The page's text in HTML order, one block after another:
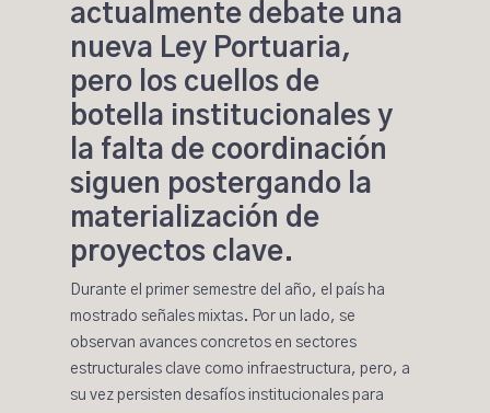
actualmente debate una
nueva Ley Portuaria,
pero los cuellos de
botella institucionales y
la falta de coordinación
siguen postergando la
materialización de
proyectos clave.
Durante el primer semestre del año, el país ha
mostrado señales mixtas. Por un lado, se
observan avances concretos en sectores
estructurales clave como infraestructura, pero, a
su vez persisten desafíos institucionales para